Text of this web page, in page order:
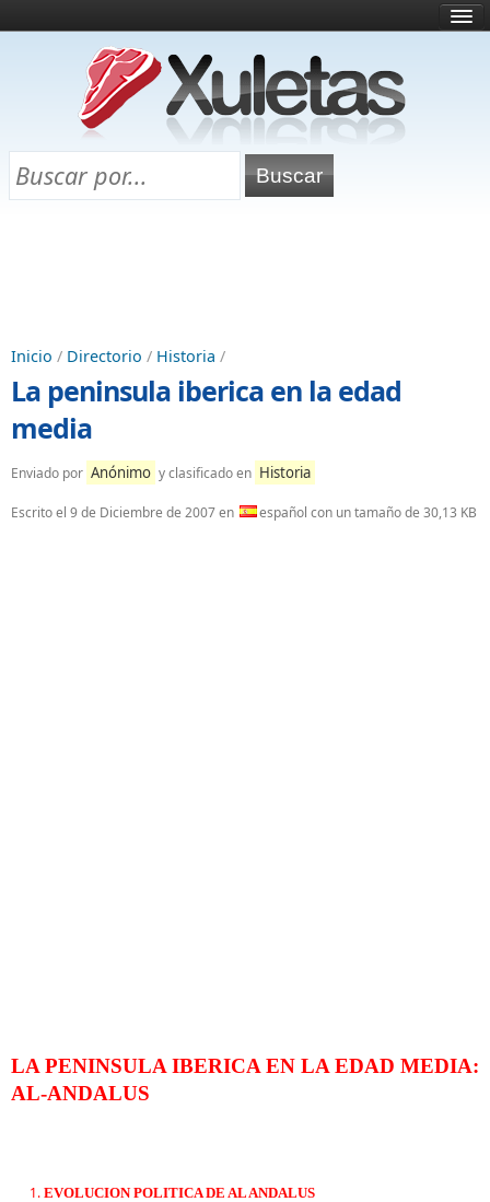
¿Qué es esto?
Directorio
Chuletas para exámenes
Inicio / Directorio / Historia /
La peninsula iberica en la edad
media
Enviado por Anónimo y clasificado en Historia
Escrito el 9 de Diciembre de 2007en español con un tamaño de 30,13 KB
LA PENINSULA IBERICA EN LA EDAD MEDIA:
AL-ANDALUS
EVOLUCION POLITICA DE AL ANDALUS